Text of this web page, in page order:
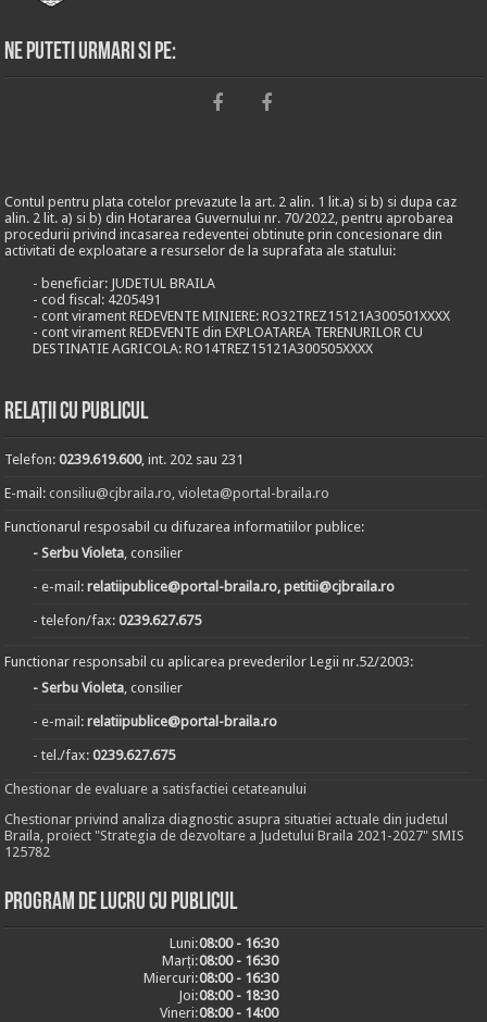
Ne puteti urmari si pe:
Contul pentru plata cotelor prevazute la art. 2 alin. 1 lit.a) si b) si dupa caz
alin. 2 lit. a) si b) din Hotararea Guvernului nr. 70/2022, pentru aprobarea
procedurii privind incasarea redeventei obtinute prin concesionare din
activitati de exploatare a resurselor de la suprafata ale statului:
- beneficiar: JUDETUL BRAILA
- cod fiscal: 4205491
- cont virament REDEVENTE MINIERE: RO32TREZ15121A300501XXXX
- cont virament REDEVENTE din EXPLOATAREA TERENURILOR CU
DESTINATIE AGRICOLA: RO14TREZ15121A300505XXXX
Relații cu publicul
Telefon:0239.619.600, int. 202 sau 231
E-mail:consiliu@cjbraila.ro ,violeta@portal-braila.ro
Functionarul resposabil cu difuzarea informatiilor publice:
- Serbu Violeta , consilier
- e-mail:relatiipublice@portal-braila.ro, petitii@cjbraila.ro
- telefon/fax:0239.627.675
Functionar responsabil cu aplicarea prevederilor Legii nr.52/2003:
- Serbu Violeta , consilier
- e-mail:relatiipublice@portal-braila.ro
- tel./fax:0239.627.675
Chestionar de evaluare a satisfactiei cetateanului
Chestionar privind analiza diagnostic asupra situatiei actuale din judetul
Braila, proiect "Strategia de dezvoltare a Judetului Braila 2021-2027" SMIS
125782
Program de lucru cu publicul
Luni:08:00 - 16:30
Marți:08:00 - 16:30
Miercuri:08:00 - 16:30
Joi:08:00 - 18:30
Vineri:08:00 - 14:00